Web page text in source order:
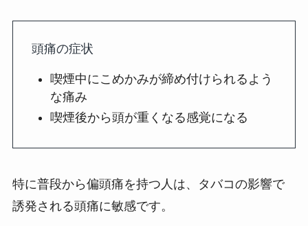
頭痛の症状
喫煙中にこめかみが締め付けられるよう
な痛み
喫煙後から頭が重くなる感覚になる
特に普段から偏頭痛を持つ人は、タバコの影響で
誘発される頭痛に敏感です。